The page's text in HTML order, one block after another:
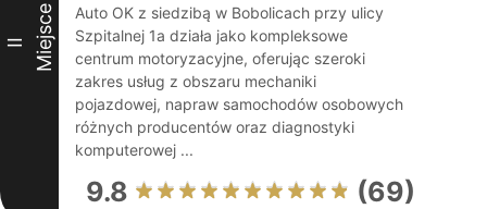
II Miejsce
Auto OK z siedzibą w Bobolicach przy ulicy
Szpitalnej 1a działa jako kompleksowe
centrum motoryzacyjne, oferując szeroki
zakres usług z obszaru mechaniki
pojazdowej, napraw samochodów osobowych
różnych producentów oraz diagnostyki
komputerowej ...
9.8 (69)